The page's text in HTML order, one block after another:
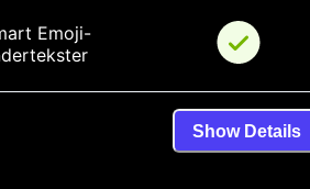
Emoji-
Show Details